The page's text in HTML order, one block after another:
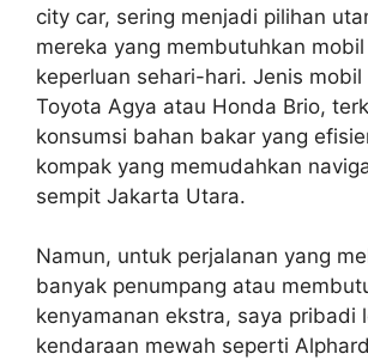
city car, sering menjadi pilihan
mereka yang membutuhkan
keperluan sehari-hari. Jenis
Toyota Agya atau Honda Brio,
konsumsi bahan bakar yang
kompak yang memudahkan
sempit Jakarta Utara.
Namun, untuk perjalanan yang
banyak penumpang atau
kenyamanan ekstra, saya pribadi
kendaraan mewah seperti